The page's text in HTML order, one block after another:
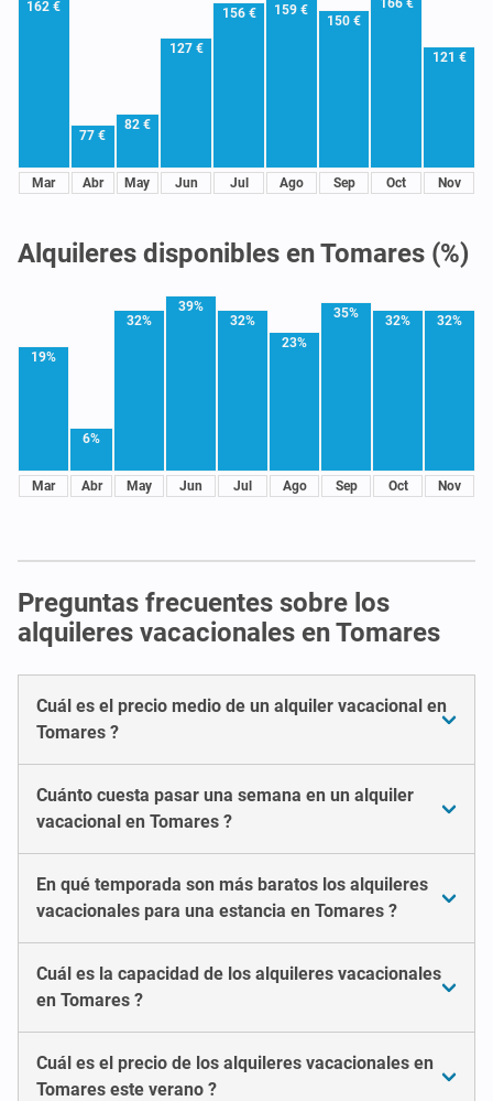
162 €
Mar
77 €
Abr
82 €
May
127 €
Jun
156 €
Jul
159 €
Ago
150 €
Sep
166 €
Oct
121 €
Nov
Alquileres disponibles en Tomares (%)
19%
Mar
6%
Abr
32%
May
39%
Jun
32%
Jul
23%
Ago
35%
Sep
32%
Oct
32%
Nov
Preguntas frecuentes sobre los
alquileres vacacionales en Tomares
Cuál es el precio medio de un alquiler vacacional en
Tomares ?
Cuánto cuesta pasar una semana en un alquiler
vacacional en Tomares ?
En qué temporada son más baratos los alquileres
vacacionales para una estancia en Tomares ?
Cuál es la capacidad de los alquileres vacacionales
en Tomares ?
Cuál es el precio de los alquileres vacacionales en
Tomares este verano ?